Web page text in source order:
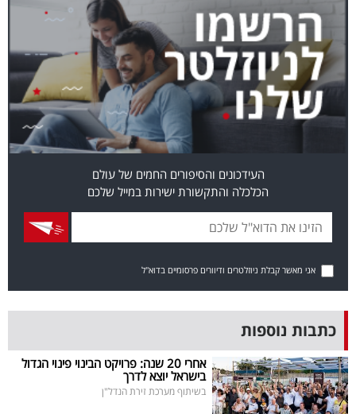
מייל
אדום
אחרינו:
העידכונים והסיפורים החמים של עולם
הכלכלה והתקשורת ישירות במייל שלכם
אני מאשר קבלת ניוזלטרים ודיוורים פרסומיים בדוא"ל
כתבות נוספות
אחרי 20 שנה: פרויקט הבינוי פינוי הגדול
בישראל יוצא לדרך
בשיתוף מערכת זירת הנדל"ן